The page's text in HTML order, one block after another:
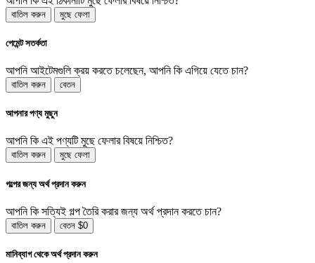
বাতিল করুন মুছে ফেলা
পেমেন্ট সতর্কতা
আপনি আইটেমগুলি ক্রয় করতে চলেছেন, আপনি কি এগিয়ে যেতে চান?
বাতিল করুন বেতন
আপনার পণ্য মুছুন
আপনি কি এই পণ্যটি মুছে ফেলার বিষয়ে নিশ্চিত?
বাতিল করুন মুছে ফেলা
গল্পের জন্য অর্থ প্রদান করুন
আপনি কি সত্যিই গল্প তৈরি করার জন্য অর্থ প্রদান করতে চান?
বাতিল করুন বেতন $0
মানিব্যাগ থেকে অর্থ প্রদান করুন